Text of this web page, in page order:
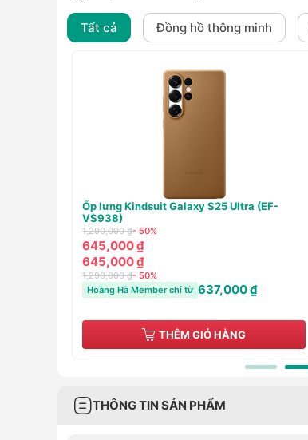
Tất cả Đồng hồ thông minh
Củ sạc Samsung 45W không kèm cáp (EP-
T4511N)
870,000 ₫- 32%
590,000 ₫
590,000 ₫
870,000 ₫- 32%
Hoàng Hà Member chỉ từ 583,000 ₫
THÊM GIỎ HÀNG
THÔNG TIN SẢN PHẨM